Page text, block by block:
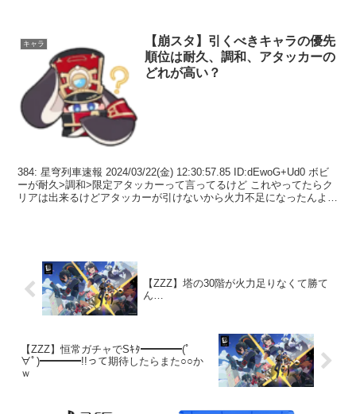
キャラ
【崩スタ】引くべきキャラの優先
順位は耐久、調和、アタッカーの
どれが高い？
384: 星穹列車速報 2024/03/22(金) 12:30:57.85 ID:dEwoG+Ud0 ボビ
ーが耐久>調和>限定アタッカーって言ってるけど これやってたらク
リアは出来るけどアタッカーが引けないから火力不足になったんよね
【ZZZ】塔の30階が火力足りなくて勝て
ん…
【ZZZ】恒常ガチャでSｷﾀ━━━━(ﾟ
∀ﾟ)━━━━!!って期待したらまた○○か
ｗ